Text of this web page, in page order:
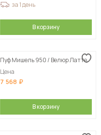
за 1 день
В корзину
Пуф Мишель 950 / Велюр Латте
Цена
7 568
В корзину